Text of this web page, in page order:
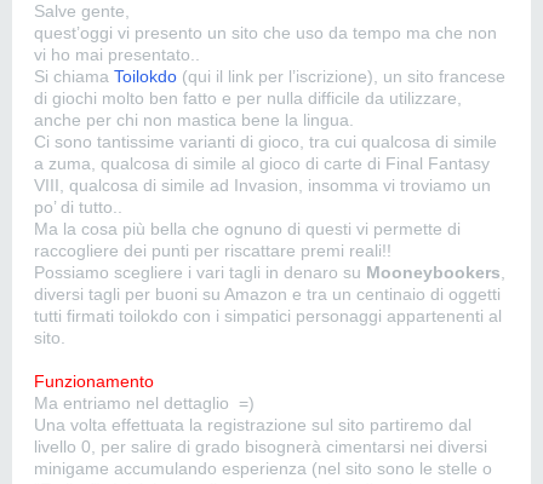
Salve gente,
quest’oggi vi presento un sito che uso da tempo ma che non
vi ho mai presentato..
Si chiama Toilokdo (qui il link per l’iscrizione), un sito francese
di giochi molto ben fatto e per nulla difficile da utilizzare,
anche per chi non mastica bene la lingua.
Ci sono tantissime varianti di gioco, tra cui qualcosa di simile
a zuma, qualcosa di simile al gioco di carte di Final Fantasy
VIII, qualcosa di simile ad Invasion, insomma vi troviamo un
po’ di tutto..
Ma la cosa più bella che ognuno di questi vi permette di
raccogliere dei punti per riscattare premi reali!!
Possiamo scegliere i vari tagli in denaro su Mooneybookers,
diversi tagli per buoni su Amazon e tra un centinaio di oggetti
tutti firmati toilokdo con i simpatici personaggi appartenenti al
sito.
Funzionamento
Ma entriamo nel dettaglio =)
Una volta effettuata la registrazione sul sito partiremo dal
livello 0, per salire di grado bisognerà cimentarsi nei diversi
minigame accumulando esperienza (nel sito sono le stelle o